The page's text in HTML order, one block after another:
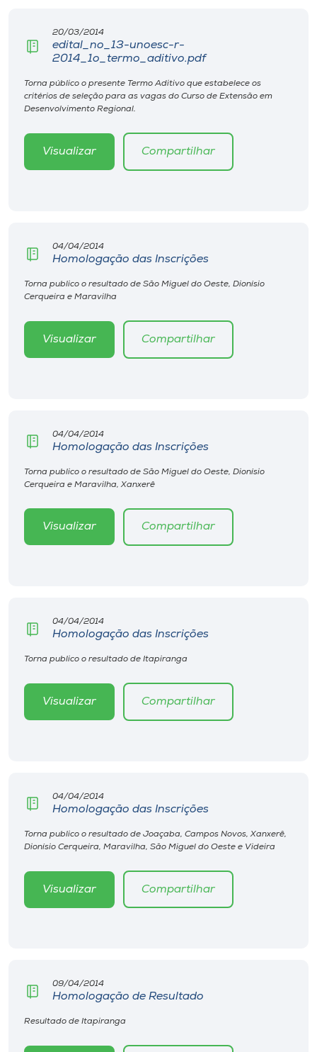
20/03/2014
edital_no_13-unoesc-r-
2014_1o_termo_aditivo.pdf
Torna público o presente Termo Aditivo que estabelece os
critérios de seleção para as vagas do Curso de Extensão em
Desenvolvimento Regional.
Visualizar Compartilhar
04/04/2014
Homologação das Inscrições
Torna publico o resultado de São Miguel do Oeste, Dionísio
Cerqueira e Maravilha
Visualizar Compartilhar
04/04/2014
Homologação das Inscrições
Torna publico o resultado de São Miguel do Oeste, Dionísio
Cerqueira e Maravilha, Xanxerê
Visualizar Compartilhar
04/04/2014
Homologação das Inscrições
Torna publico o resultado de Itapiranga
Visualizar Compartilhar
04/04/2014
Homologação das Inscrições
Torna publico o resultado de Joaçaba, Campos Novos, Xanxerê,
Dionísio Cerqueira, Maravilha, São Miguel do Oeste e Videira
Visualizar Compartilhar
09/04/2014
Homologação de Resultado
Resultado de Itapiranga